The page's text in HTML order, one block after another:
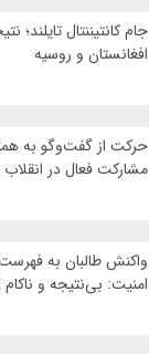
جام کانتیننتال تایلند؛
افغانستان و روسیه
حرکت از گفت‌وگو به
مشارکت فعال در
واكنش طالبان به
امنیت: بی‌نتیجه و